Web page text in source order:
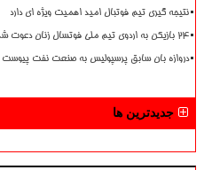
نتیجه گیری تیم فوتبال امید اهمیت ویژه ای دارد
۲۴ بازیکن به اردوی تیم ملی فوتسال زنان دعوت شدند
دروازه بان سابق پرسپولیس به صنعت نفت پیوست
جدیدترین ها